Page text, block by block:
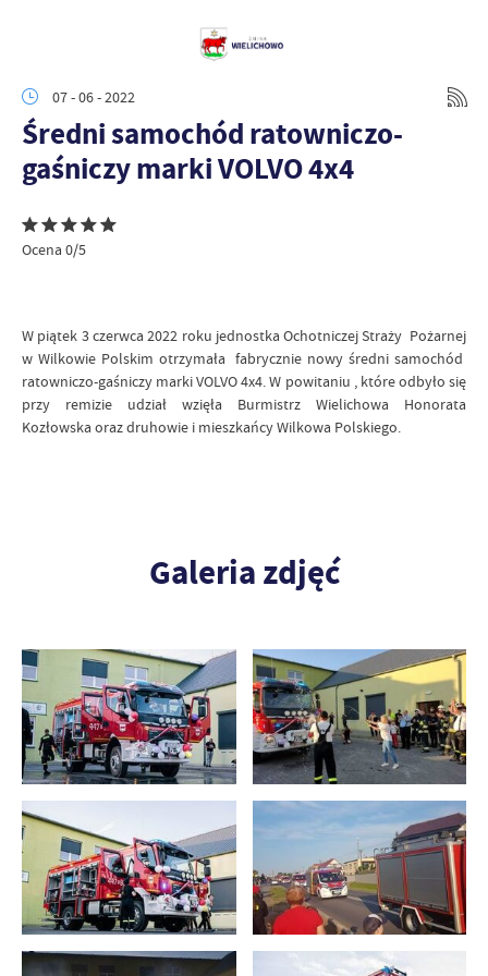
07 - 06 - 2022
Średni samochód ratowniczo-
gaśniczy marki VOLVO 4x4
Ocena 0/5
W piątek 3 czerwca 2022 roku jednostka Ochotniczej Straży Pożarnej
w Wilkowie Polskim otrzymała fabrycznie nowy średni samochód
ratowniczo-gaśniczy marki VOLVO 4x4. W powitaniu , które odbyło się
przy remizie udział wzięła Burmistrz Wielichowa Honorata
Kozłowska oraz druhowie i mieszkańcy Wilkowa Polskiego.
Galeria zdjęć